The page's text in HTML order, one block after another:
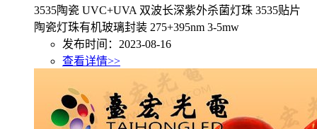
3535陶瓷 UVC+UVA 双波长深紫外杀菌灯珠 3535贴片
陶瓷灯珠有机玻璃封装 275+395nm 3-5mw
发布时间：2023-08-16
查看详情>>